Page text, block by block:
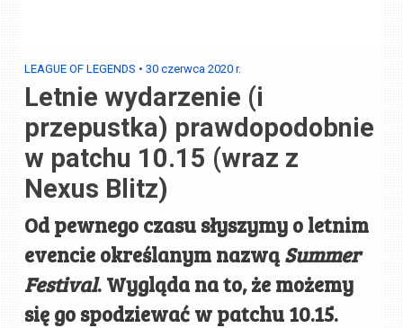
LEAGUE OF LEGENDS •30 czerwca 2020 r.
Letnie wydarzenie (i
przepustka) prawdopodobnie
w patchu 10.15 (wraz z
Nexus Blitz)
Od pewnego czasu słyszymy o letnim
evencie określanym nazwą Summer
Festival. Wygląda na to, że możemy
się go spodziewać w patchu 10.15.